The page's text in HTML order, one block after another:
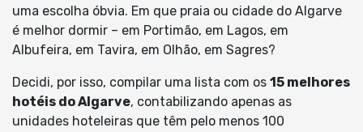
uma escolha óbvia. Em que praia ou cidade do Algarve
é melhor dormir – em Portimão, em Lagos, em
Albufeira, em Tavira, em Olhão, em Sagres?
Decidi, por isso, compilar uma lista com os 15 melhores
hotéis do Algarve, contabilizando apenas as
unidades hoteleiras que têm pelo menos 100